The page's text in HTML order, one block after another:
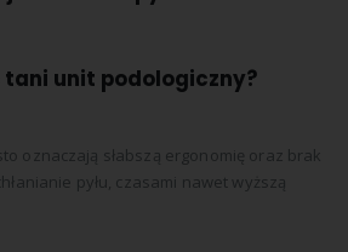
unit podologiczny?
oznaczają słabszą ergonomię oraz brak
pyłu, czasami nawet wyższą